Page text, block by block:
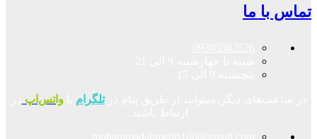
تماس با ما
در ساعت‌های دیگر،میتوانید از طریق پیام درتلگرام یاواتس‌اپ